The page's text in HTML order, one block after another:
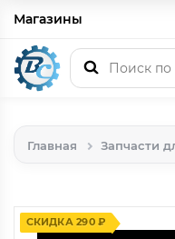
Магазины
Главная
СКИДКА 290 ₽